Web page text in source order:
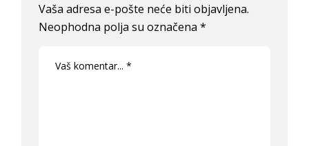
Vaša adresa e-pošte neće biti objavljena.
Neophodna polja su označena*